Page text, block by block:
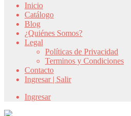
Inicio
Catálogo
Blog
¿Quiénes Somos?
Legal
Políticas de Privacidad
Terminos y Condiciones
Contacto
Ingresar | Salir
Ingresar